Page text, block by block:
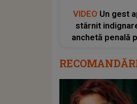
VIDEO Un gest
stârnit
anchetă penală